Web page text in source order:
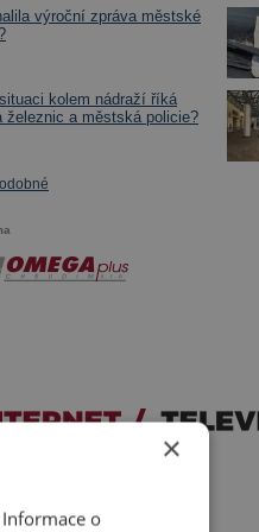
výroční zpráva městské
kolem nádraží říká
železnic a městská policie?
×
o